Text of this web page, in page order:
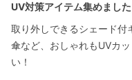
UV対策アイテム集めました
取り外しできるシェード付
傘など、おしゃれもUVカ
い！